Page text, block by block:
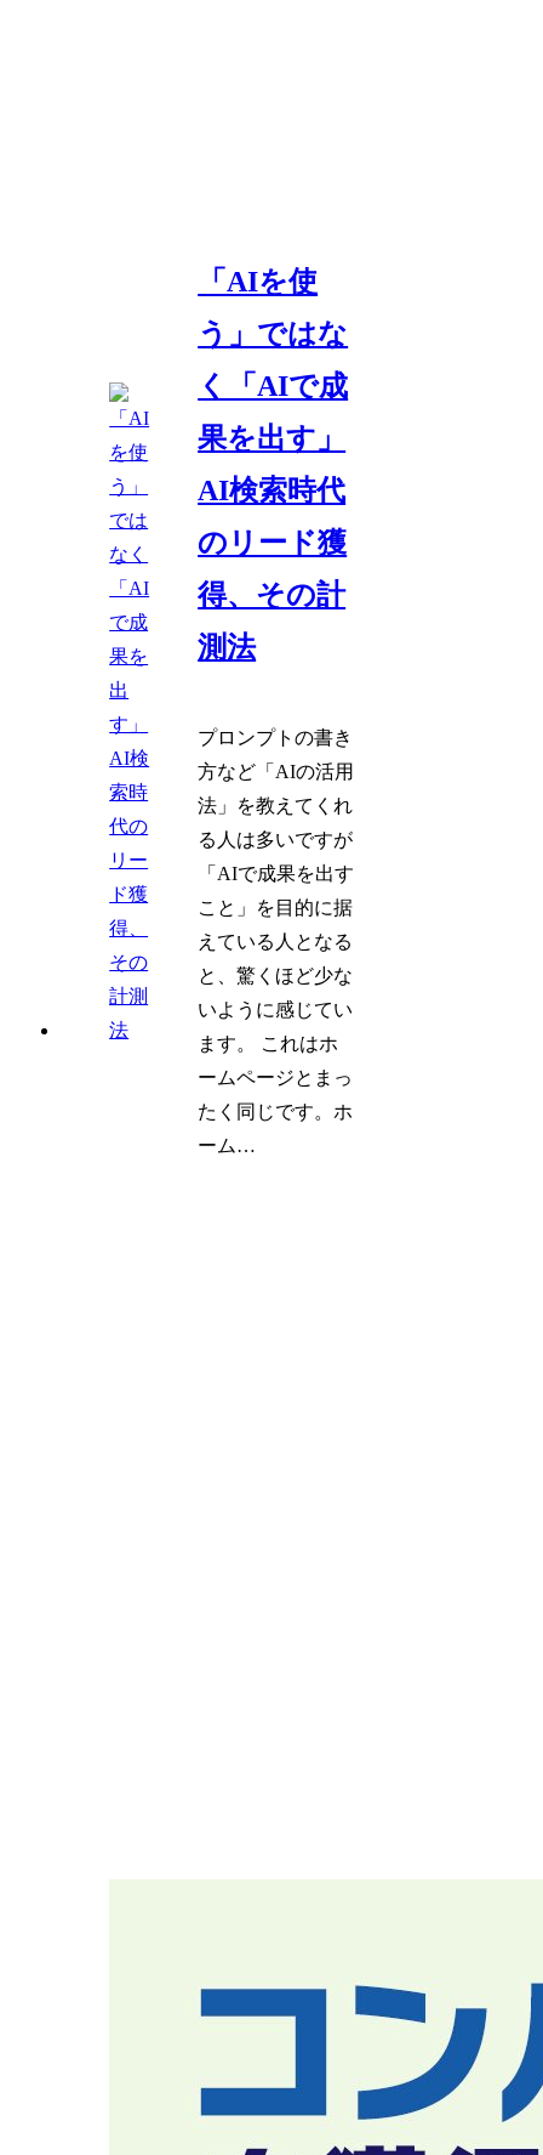
「AIを使
う」ではな
く「AIで成
果を出す」
AI検索時代
のリード獲
得、その計
測法
プロンプトの書き
方など「AIの活用
法」を教えてくれ
る人は多いですが
「AIで成果を出す
こと」を目的に据
えている人となる
と、驚くほど少な
いように感じてい
ます。 これはホ
ームページとまっ
たく同じです。ホ
ーム…